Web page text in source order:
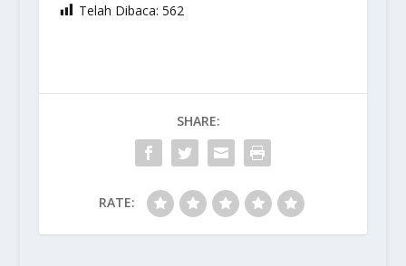
Telah Dibaca: 562
SHARE:
RATE: